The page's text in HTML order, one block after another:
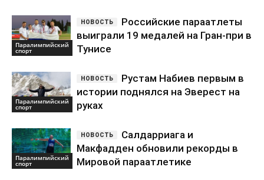
Паралимпийский
спорт
Российские параатлеты
выиграли 19 медалей на Гран-при в
Тунисе
Паралимпийский
спорт
Рустам Набиев первым в
истории поднялся на Эверест на
руках
Паралимпийский
спорт
Салдарриага и
Макфадден обновили рекорды в
Мировой параатлетике